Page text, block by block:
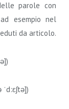
parole con
esempio nel
da articolo.